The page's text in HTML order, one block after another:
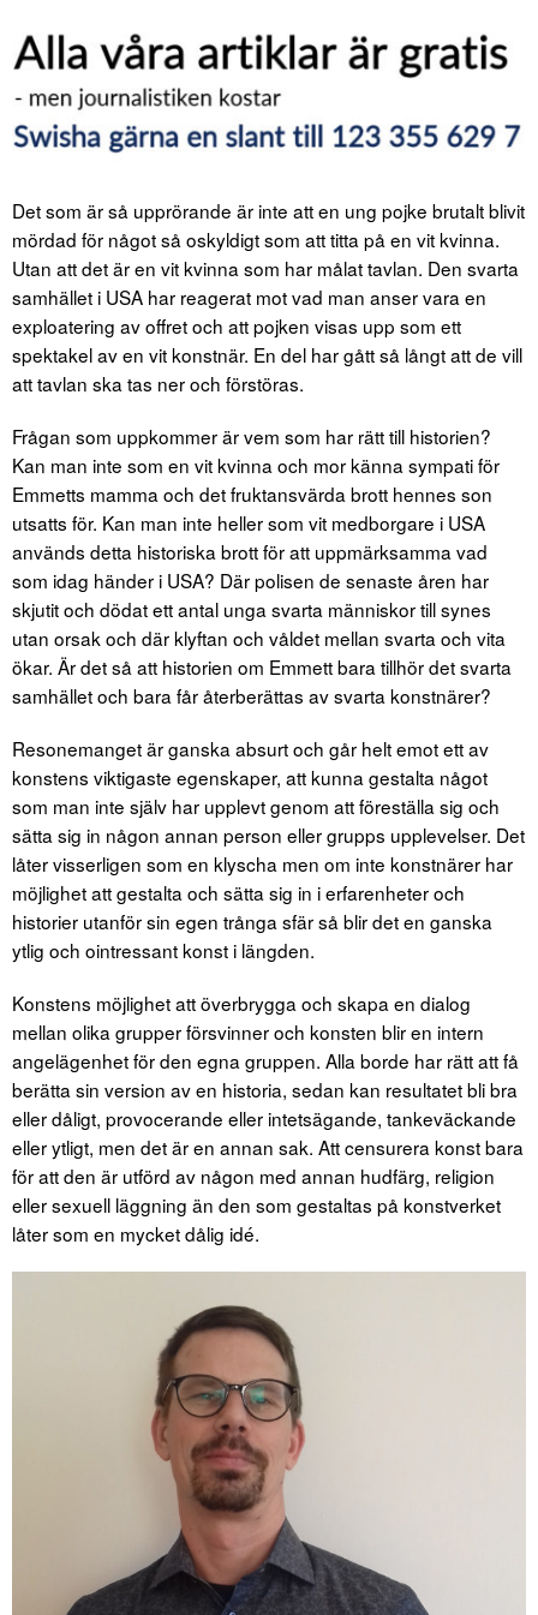
Det som är så upprörande är inte att en ung pojke brutalt blivit
mördad för något så oskyldigt som att titta på en vit kvinna.
Utan att det är en vit kvinna som har målat tavlan. Den svarta
samhället i USA har reagerat mot vad man anser vara en
exploatering av offret och att pojken visas upp som ett
spektakel av en vit konstnär. En del har gått så långt att de vill
att tavlan ska tas ner och förstöras.
Frågan som uppkommer är vem som har rätt till historien?
Kan man inte som en vit kvinna och mor känna sympati för
Emmetts mamma och det fruktansvärda brott hennes son
utsatts för. Kan man inte heller som vit medborgare i USA
används detta historiska brott för att uppmärksamma vad
som idag händer i USA? Där polisen de senaste åren har
skjutit och dödat ett antal unga svarta människor till synes
utan orsak och där klyftan och våldet mellan svarta och vita
ökar. Är det så att historien om Emmett bara tillhör det svarta
samhället och bara får återberättas av svarta konstnärer?
Resonemanget är ganska absurt och går helt emot ett av
konstens viktigaste egenskaper, att kunna gestalta något
som man inte själv har upplevt genom att föreställa sig och
sätta sig in någon annan person eller grupps upplevelser. Det
låter visserligen som en klyscha men om inte konstnärer har
möjlighet att gestalta och sätta sig in i erfarenheter och
historier utanför sin egen trånga sfär så blir det en ganska
ytlig och ointressant konst i längden.
Konstens möjlighet att överbrygga och skapa en dialog
mellan olika grupper försvinner och konsten blir en intern
angelägenhet för den egna gruppen. Alla borde har rätt att få
berätta sin version av en historia, sedan kan resultatet bli bra
eller dåligt, provocerande eller intetsägande, tankeväckande
eller ytligt, men det är en annan sak. Att censurera konst bara
för att den är utförd av någon med annan hudfärg, religion
eller sexuell läggning än den som gestaltas på konstverket
låter som en mycket dålig idé.